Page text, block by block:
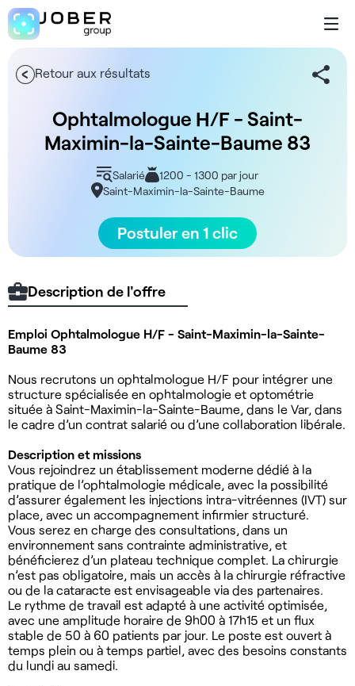
Retour aux résultats
Ophtalmologue H/F - Saint-
Maximin-la-Sainte-Baume 83
Salarié
1200 - 1300 par jour
Saint-Maximin-la-Sainte-Baume
Postuler en 1 clic
Description de l'offre
Emploi Ophtalmologue H/F - Saint-Maximin-la-Sainte-
Baume 83
Nous recrutons un ophtalmologue H/F pour intégrer une
structure spécialisée en ophtalmologie et optométrie
située à Saint-Maximin-la-Sainte-Baume, dans le Var, dans
le cadre d’un contrat salarié ou d’une collaboration libérale.
Description et missions
Vous rejoindrez un établissement moderne dédié à la
pratique de l’ophtalmologie médicale, avec la possibilité
d’assurer également les injections intra-vitréennes (IVT) sur
place, avec un accompagnement infirmier structuré.
Vous serez en charge des consultations, dans un
environnement sans contrainte administrative, et
bénéficierez d’un plateau technique complet. La chirurgie
n’est pas obligatoire, mais un accès à la chirurgie réfractive
ou de la cataracte est envisageable via des partenaires.
Le rythme de travail est adapté à une activité optimisée,
avec une amplitude horaire de 9h00 à 17h15 et un flux
stable de 50 à 60 patients par jour. Le poste est ouvert à
temps plein ou à temps partiel, avec des besoins constants
du lundi au samedi.